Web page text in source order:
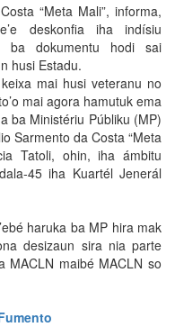
“Meta Mali”, informa,
deskonfia iha indísiu
ba dokumentu hodi sai
husi Estadu.
mai husi veteranu no
mai agora hamutuk ema
ba Ministériu Públiku (MP)
Sarmento da Costa “Meta
Tatoli, ohin, iha ámbitu
45 iha Kuartél Jenerál
haruka ba MP hira mak
desizaun sira nia parte
MACLN maibé MACLN so